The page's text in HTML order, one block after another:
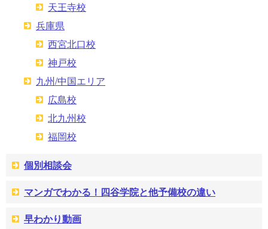
天王寺校
兵庫県
西宮北口校
神戸校
九州/中国エリア
広島校
北九州校
福岡校
個別相談会
マンガでわかる！四谷学院と他予備校の違い
早わかり動画